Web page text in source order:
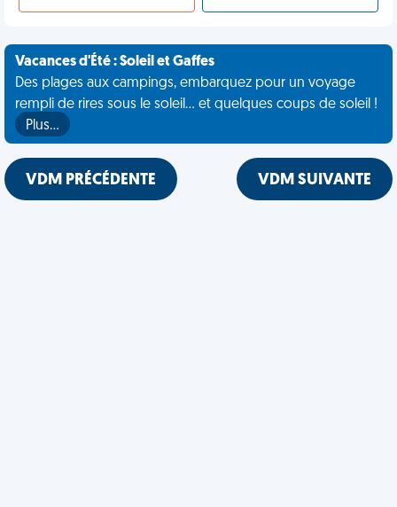
Vacances d'Été : Soleil et Gaffes
Des plages aux campings, embarquez pour un voyage
rempli de rires sous le soleil... et quelques coups de soleil !
Plus…
VDM PRÉCÉDENTE VDM SUIVANTE